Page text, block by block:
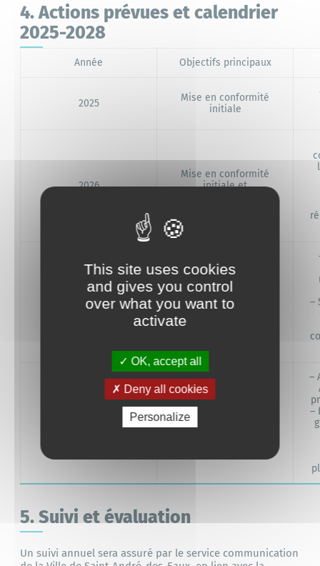
4. Actions prévues et calendrier
2025-2028
Année Objectifs principaux
2025
Mise en conformité
initiale
2026
Mise en conformité
initiale et
2027
et suivi des corrections
–
Consolidation et
évaluation finale
–
–
5. Suivi et évaluation
Un suivi annuel sera assuré par le service communication
This site uses cookies
and gives you control
over what you want to
activate
OK, accept all
Deny all cookies
Personalize